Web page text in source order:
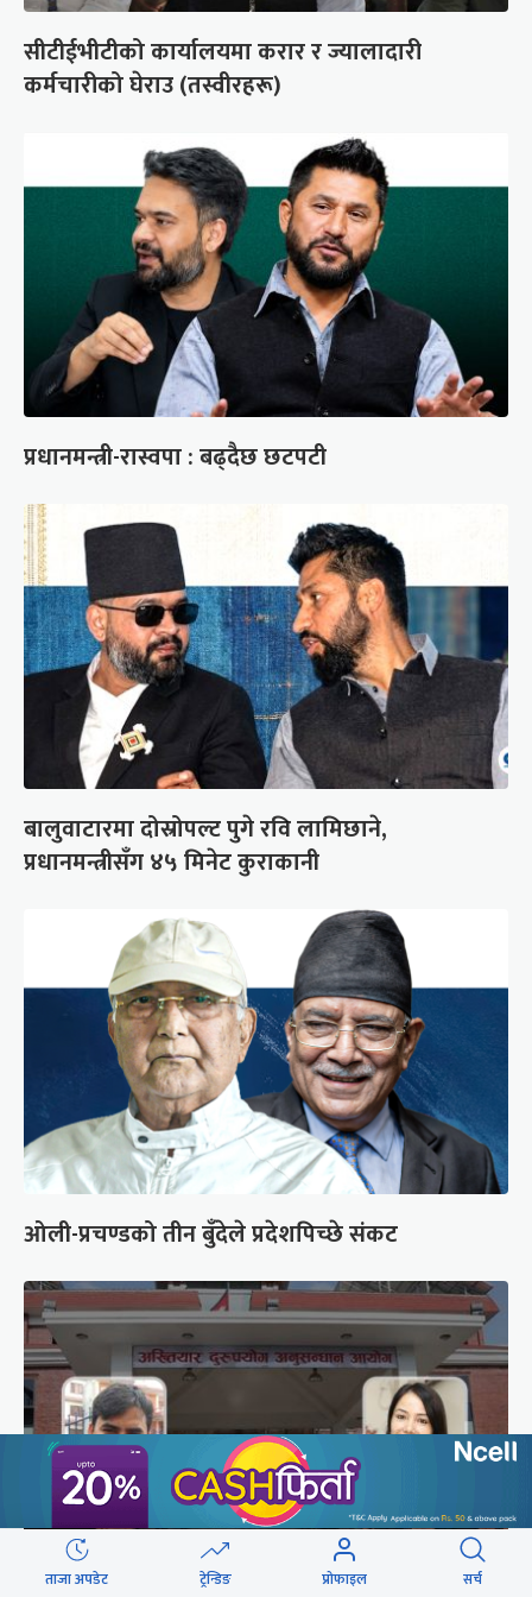
सीटीईभीटीको कार्यालयमा करार र ज्यालादारी
कर्मचारीको घेराउ (तस्वीरहरू)
प्रधानमन्त्री-रास्वपा : बढ्दैछ छटपटी
बालुवाटारमा दोस्रोपल्ट पुगे रवि लामिछाने,
प्रधानमन्त्रीसँग ४५ मिनेट कुराकानी
ओली-प्रचण्डको तीन बुँदेले प्रदेशपिच्छे संकट
ताजा अपडेट ट्रेन्डिङ प्रोफाइल सर्च